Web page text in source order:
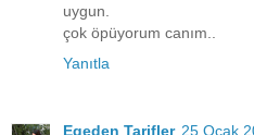
uygun.
çok öpüyorum canım..
Yanıtla
Egeden Tarifler 25 Ocak